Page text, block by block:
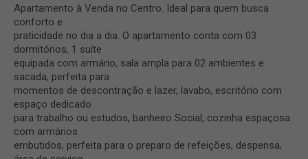
Apartamento à Venda no Centro. Ideal para quem busca
conforto e
praticidade no dia a dia. O apartamento conta com 03
dormitórios, 1 suíte
equipada com armário, sala ampla para 02 ambientes e
sacada, perfeita para
momentos de descontração e lazer, lavabo, escritório com
espaço dedicado
para trabalho ou estudos, banheiro Social, cozinha espaçosa
com armários
embutidos, perfeita para o preparo de refeições, despensa,